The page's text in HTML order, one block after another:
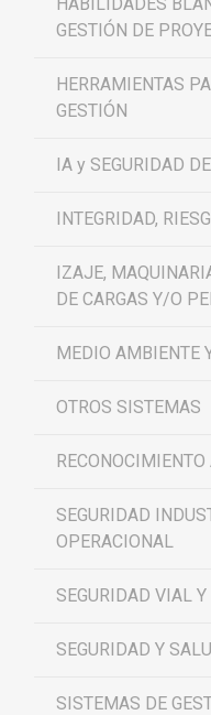
GESTIÓN DE
HERRAMIENTAS
GESTIÓN
IA y SEGURIDAD
INTEGRIDAD,
IZAJE,
DE CARGAS Y/O
MEDIO AMBIENTE
OTROS SISTEMAS
SEGURIDAD
OPERACIONAL
SEGURIDAD VIAL
SEGURIDAD Y
SISTEMAS DE